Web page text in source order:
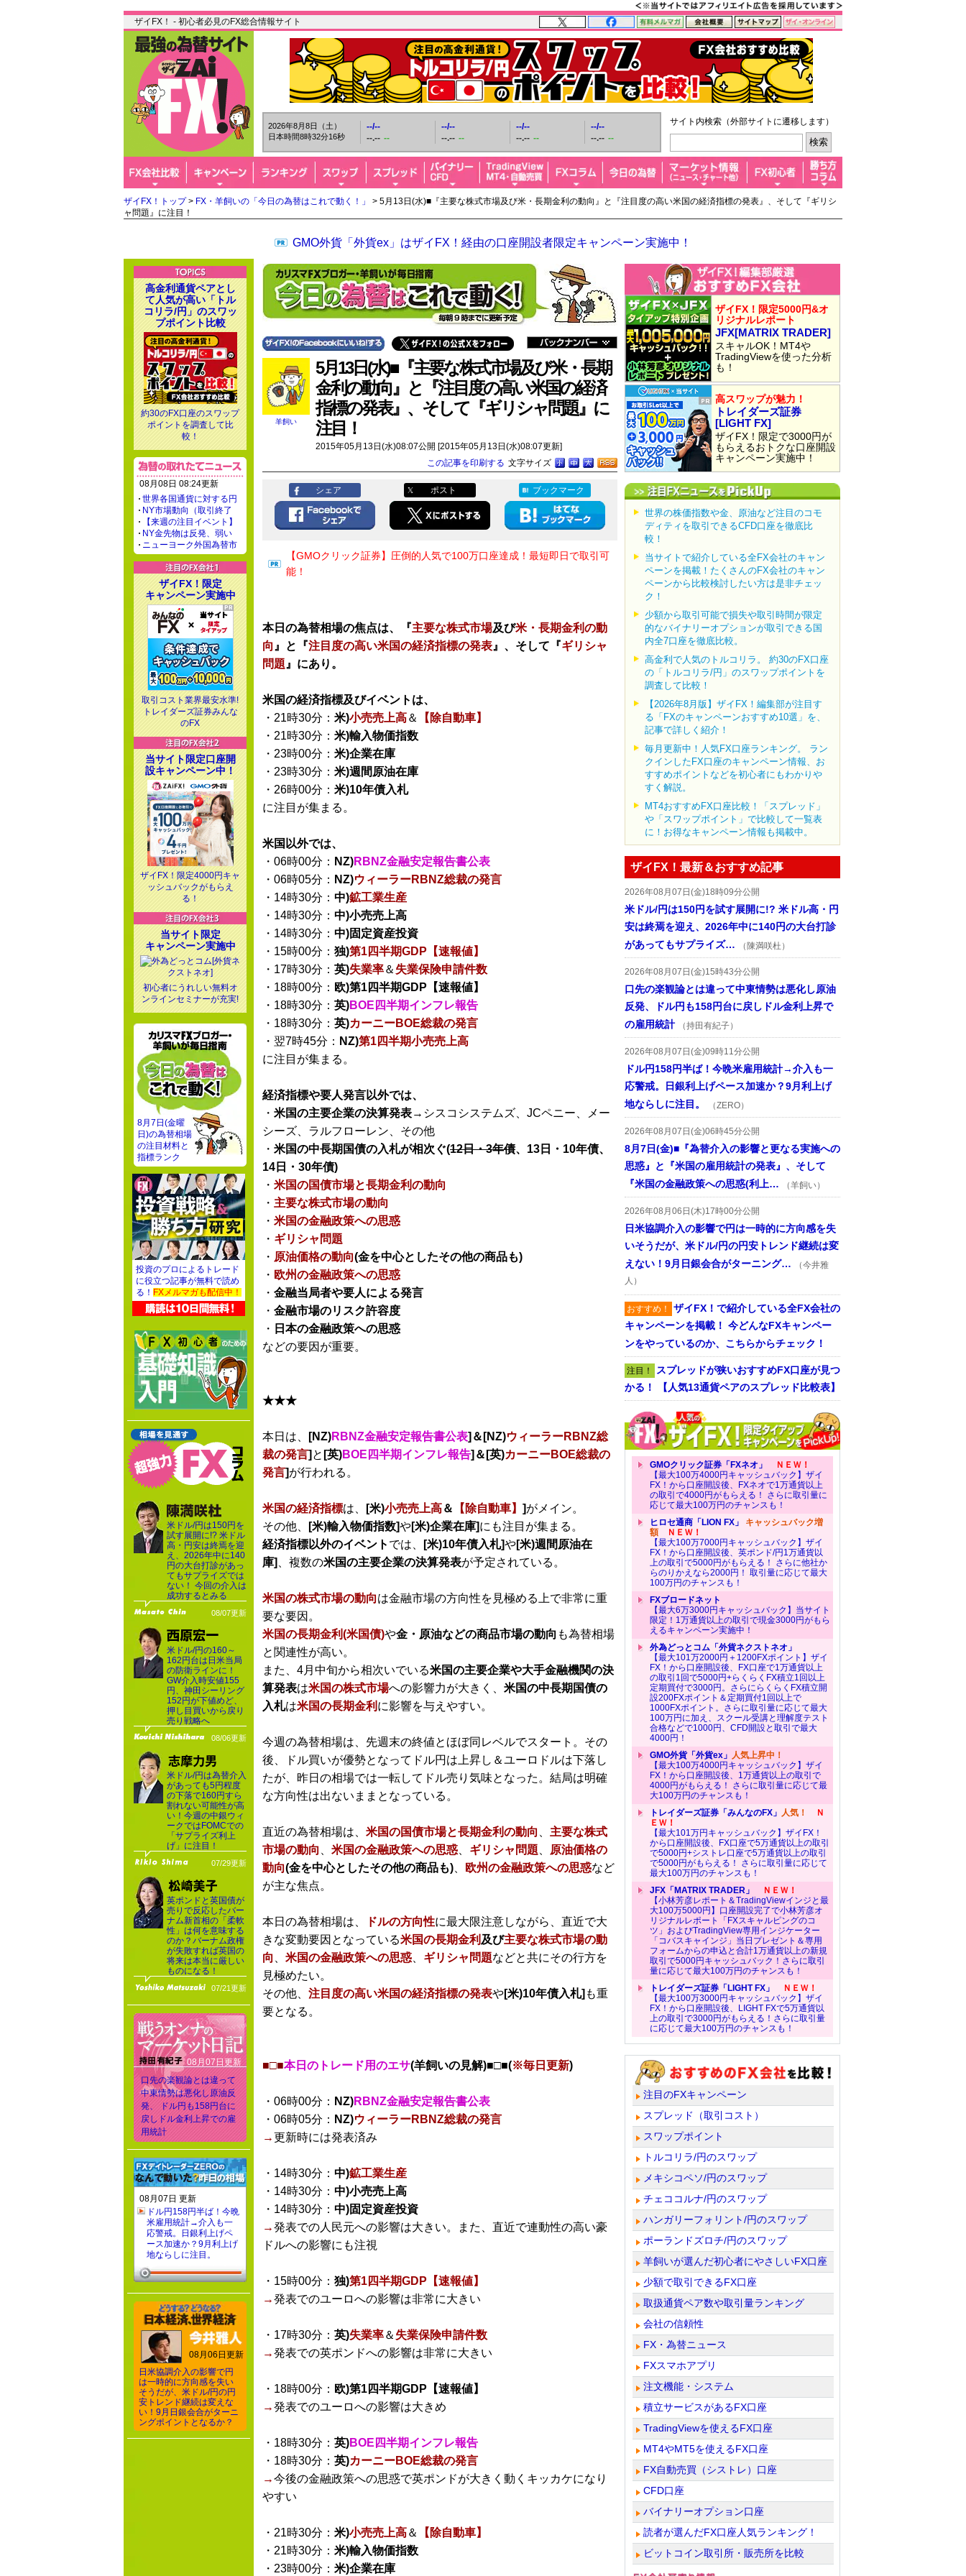
ザイFX！ - 初心者必見のFX総合情報サイト
2026年8月8日（土）
日本時間8時32分17秒
--/--
--.-- --
--/--
--.-- --
--/--
--.-- --
--/--
--.-- --
サイト内検索（外部サイトに遷移します）
ザイFX！トップ> FX・羊飼いの「今日の為替はこれで動く！」
> 5月13日(水)■『主要な株式市場及び米・長期金利の動向』と『注目度の高い米国の経済指標の発表』、そして『ギリシ
ャ問題』に注目！
GMO外貨「外貨ex」はザイFX！経由の口座開設者限定キャンペーン実施中！
羊飼い
5月13日(水)■『主要な株式市場及び米・長期
金利の動向』と『注目度の高い米国の経済
指標の発表』、そして『ギリシャ問題』に
注目！
2015年05月13日(水)08:07公開 [2015年05月13日(水)08:07更新]
文字サイズ
この記事を印刷する
シェア ポスト ブックマーク
【GMOクリック証券】圧倒的人気で100万口座達成！最短即日で取引可
能！
本日の為替相場の焦点は、『主要な株式市場及び米・長期金利の動
向 』と『注目度の高い米国の経済指標の発表 』、そして『ギリシャ
問題 』にあり。
米国の経済指標及びイベントは、
・21時30分： 米)小売売上高＆
【除自動車】
・21時30分： 米)輸入物価指数
・23時00分： 米)企業在庫
・23時30分： 米)週間原油在庫
・26時00分： 米)10年債入札
に注目が集まる。
米国以外では、
・06時00分： NZ)RBNZ金融安定報告書公表
・06時05分： NZ)ウィーラーRBNZ総裁の発言
・14時30分： 中)鉱工業生産
・14時30分： 中)小売売上高
・14時30分： 中)固定資産投資
・15時00分： 独)第1四半期GDP【速報値】
・17時30分： 英)失業率＆ 失業保険申請件数
・18時00分： 欧)第1四半期GDP【速報値】
・18時30分： 英)BOE四半期インフレ報告
・18時30分： 英)カーニーBOE総裁の発言
・翌7時45分： NZ)第1四半期小売売上高
に注目が集まる。
経済指標や要人発言以外では、
・ 米国の主要企業の決算発表→シスコシステムズ、JCペニー、メー
シーズ、ラルフローレン、その他
・ 米国の中長期国債の入札が相次ぐ(12日・3年債、13日・10年債、
14日・30年債)
・ 米国の国債市場と長期金利の動向
・ 主要な株式市場の動向
・ 米国の金融政策への思惑
・ ギリシャ問題
・ 原油価格の動向(金を中心としたその他の商品も)
・ 欧州の金融政策への思惑
・ 金融当局者や要人による発言
・ 金融市場のリスク許容度
・ 日本の金融政策への思惑
などの要因が重要。
★★★
本日は、 [NZ)RBNZ金融安定報告書公表]＆[NZ)ウィーラーRBNZ総
裁の発言] と [英)BOE四半期インフレ報告]＆[英)カーニーBOE総裁の
発言]が行われる。
米国の経済指標は、 [米)小売売上高＆ 【除自動車】 ]がメイン。
その他、
[米)輸入物価指数]や[米)企業在庫]にも注目が集まる。
経済指標以外のイベント では、 [米)10年債入札]や[米)週間原油在
庫]
、複数の米国の主要企業の決算発表が予定されている。
米国の株式市場の動向は金融市場の方向性を見極める上で非常に重
要な要因。
米国の長期金利(米国債)や金・原油などの商品市場の動向 も為替相場
と関連性が高い。
また、4月中旬から相次いでいる米国の主要企業や大手金融機関の決
算発表は米国の株式市場への影響力が大きく、 米国の中長期国債の
入札は米国の長期金利 に影響を与えやすい。
今週の為替相場は、先週末の終値とほぼ同レベルでスタート。その
後、ドル買いが優勢となってドル円は上昇し＆ユーロドルは下落し
たが、昨日の相場では一転してドル売り気味となった。結局は明確
な方向性は出ないままとなっている。
直近の為替相場は、 米国の国債市場と長期金利の動向
主要な株式
市場の動向
米国の金融政策への思惑 ギリシャ問題
原油価格の
動向(金を中心としたその他の商品も) 欧州の金融政策への思惑など
が主な焦点。
本日の為替相場は、 ドルの方向性に最大限注意しながら、直近で大
きな変動要因となっている米国の長期金利 及び主要な株式市場の動
向
米国の金融政策への思惑 ギリシャ問題などと共にその行方を
見極めたい。
その他、 注目度の高い米国の経済指標の発表や[米)10年債入札] も重
要となる。
■□■本日のトレード用のエサ(羊飼いの見解)■□■(※毎日更新)
・06時00分： NZ)RBNZ金融安定報告書公表
・06時05分： NZ)ウィーラーRBNZ総裁の発言
→更新時には発表済み
・14時30分： 中)鉱工業生産
・14時30分： 中)小売売上高
・14時30分： 中)固定資産投資
→発表での人民元への影響は大きい。また、直近で連動性の高い豪
ドルへの影響にも注視
・15時00分： 独)第1四半期GDP【速報値】
→発表でのユーロへの影響は非常に大きい
・17時30分： 英)失業率＆ 失業保険申請件数
→発表での英ポンドへの影響は非常に大きい
・18時00分： 欧)第1四半期GDP【速報値】
→発表でのユーロへの影響は大きめ
・18時30分： 英)BOE四半期インフレ報告
・18時30分： 英)カーニーBOE総裁の発言
→今後の金融政策への思惑で英ポンドが大きく動くキッカケになり
やすい
・21時30分： 米)小売売上高＆
【除自動車】
・21時30分： 米)輸入物価指数
・23時00分： 米)企業在庫
ザイFX！限定5000円&オ
リジナルレポート
JFX[MATRIX TRADER]
スキャルOK！MT4や
TradingViewを使った分析
も！
高スワップが魅力！
トレイダーズ証券
[LIGHT FX]
ザイFX！限定で3000円が
もらえるおトクな口座開設
キャンペーン実施中！
世界の株価指数や金、原油など注目のコモ
ディティを取引できるCFD口座を徹底比
較！
当サイトで紹介している全FX会社のキャン
ペーンを掲載！たくさんのFX会社のキャン
ペーンから比較検討したい方は是非チェッ
ク！
少額から取引可能で損失や取引時間が限定
的なバイナリーオプションが取引できる国
内全7口座を徹底比較。
高金利で人気のトルコリラ。 約30のFX口座
の「トルコリラ/円」のスワップポイントを
調査して比較！
【2026年8月版】ザイFX！編集部が注目す
る「FXのキャンペーンおすすめ10選」を、
記事で詳しく紹介！
毎月更新中！人気FX口座ランキング。 ラン
クインしたFX口座のキャンペーン情報、お
すすめポイントなどを初心者にもわかりや
すく解説。
MT4おすすめFX口座比較！「スプレッド」
や「スワップポイント」で比較して一覧表
に！お得なキャンペーン情報も掲載中。
ザイFX！最新＆おすすめ記事
2026年08月07日(金)18時09分公開
米ドル/円は150円を試す展開に!? 米ドル高・円
安は終焉を迎え、2026年中に140円の大台打診
があってもサプライズ…
（陳満咲杜）
2026年08月07日(金)15時43分公開
口先の楽観論とは違って中東情勢は悪化し原油
反発、ドル円も158円台に戻しドル金利上昇で
の雇用統計
（持田有紀子）
2026年08月07日(金)09時11分公開
ドル円158円半ば！今晩米雇用統計→介入も一
応警戒。日銀利上げペース加速か？9月利上げ
地ならしに注目。
（ZERO）
2026年08月07日(金)06時45分公開
8月7日(金)■『為替介入の影響と更なる実施への
思惑』と『米国の雇用統計の発表』、そして
『米国の金融政策への思惑(利上…
（羊飼い）
2026年08月06日(木)17時00分公開
日米協調介入の影響で円は一時的に方向感を失
いそうだが、米ドル/円の円安トレンド継続は変
えない！9月日銀会合がターニング…
（今井雅
人）
おすすめ！ ザイFX！で紹介している全FX会社の
キャンペーンを掲載！ 今どんなFXキャンペー
ンをやっているのか、こちらからチェック！
注目！ スプレッドが狭いおすすめFX口座が見つ
かる！ 【人気13通貨ペアのスプレッド比較表】
GMOクリック証券「FXネオ」
ＮＥＷ！
【最大100万4000円キャッシュバック】ザイ
FX！から口座開設後、FXネオで1万通貨以上
の取引で4000円がもらえる！ さらに取引量に
応じて最大100万円のチャンスも！
ヒロセ通商「LION FX」 キャッシュバック増
額ＮＥＷ！
【最大100万7000円キャッシュバック】ザイ
FX！から口座開設後、英ポンド/円1万通貨以
上の取引で5000円がもらえる！ さらに他社か
らのりかえなら2000円！ 取引量に応じて最大
100万円のチャンスも！
FXブロードネット
【最大6万3000円キャッシュバック】当サイト
限定！1万通貨以上の取引で現金3000円がもら
えるキャンペーン実施中！
外為どっとコム「外貨ネクストネオ」
【最大101万2000円＋1200FXポイント】ザイ
FX！から口座開設後、FX口座で1万通貨以上
の取引1回で5000円+らくらくFX積立1回以上
定期買付で3000円。さらにらくらくFX積立開
設200FXポイント＆定期買付1回以上で
1000FXポイント。さらに取引量に応じて最大
100万円に加え、スクール受講と理解度テスト
合格などで1000円、CFD開設と取引で最大
4000円！
GMO外貨「外貨ex」 人気上昇中！
【最大100万4000円キャッシュバック】ザイ
FX！から口座開設後、1万通貨以上の取引で
4000円がもらえる！ さらに取引量に応じて最
大100万円のチャンスも！
トレイダーズ証券「みんなのFX」 人気！
Ｎ
ＥＷ！
【最大101万円キャッシュバック】ザイFX！
から口座開設後、FX口座で5万通貨以上の取引
で5000円+シストレ口座で5万通貨以上の取引
で5000円がもらえる！ さらに取引量に応じて
最大100万円のチャンスも！
JFX「MATRIX TRADER」
ＮＥＷ！
【小林芳彦レポート＆TradingViewインジと最
大100万5000円】口座開設完了で小林芳彦オ
リジナルレポート「FXスキャルピングのコ
ツ」およびTradingView専用インジケーター
「コバスキャインジ」当日プレゼント＆専用
フォームからの申込と合計1万通貨以上の新規
取引で5000円キャッシュバック！さらに取引
量に応じて最大100万円のチャンスも！
トレイダーズ証券「LIGHT FX」
ＮＥＷ！
【最大100万3000円キャッシュバック】ザイ
FX！から口座開設後、LIGHT FXで5万通貨以
上の取引で3000円がもらえる！さらに取引量
に応じて最大100万円のチャンスも！
注目のFXキャンペーン
スプレッド（取引コスト）
スワップポイント
トルコリラ/円のスワップ
メキシコペソ/円のスワップ
チェココルナ/円のスワップ
ハンガリーフォリント/円のスワップ
ポーランドズロチ/円のスワップ
羊飼いが選んだ初心者にやさしいFX口座
少額で取引できるFX口座
取扱通貨ペア数や取引量ランキング
会社の信頼性
FX・為替ニュース
FXスマホアプリ
注文機能・システム
積立サービスがあるFX口座
TradingViewを使えるFX口座
MT4やMT5を使えるFX口座
FX自動売買（シストレ）口座
CFD口座
バイナリーオプション口座
読者が選んだFX口座人気ランキング！
ビットコイン取引所・販売所を比較
高金利通貨ペアとし
て人気が高い「トル
コリラ/円」のスワッ
プポイント比較
約30のFX口座のスワップ
ポイントを調査して比
較！
08月08日 08:24更新
世界各国通貨に対する円
NY市場動向（取引終了
【来週の注目イベント】
NY金先物は反発、弱い
ニューヨーク外国為替市
ザイFX！限定
キャンペーン実施中
取引コスト業界最安水準!
トレイダーズ証券みんな
のFX
当サイト限定口座開
設キャンペーン中！
ザイFX！限定4000円キャ
ッシュバックがもらえ
る！
当サイト限定
キャンペーン実施中
初心者にうれしい無料オ
ンラインセミナーが充実!
8月7日(金曜
日)の為替相場
の注目材料と
指標ランク
投資のプロによるトレード
に役立つ記事が無料で読め
る！ FXメルマガも配信中！
米ドル/円は150円を
試す展開に!? 米ドル
高・円安は終焉を迎
え、2026年中に140
円の大台打診があっ
てもサプライズでは
ない！ 今回の介入は
成功するとみる
08/07更新
米ドル/円の160～
162円台は日米当局
の防衛ラインに！
GW介入時安値155
円、神田シーリング
152円が下値めど、
押し目買いから戻り
売り戦略へ
08/06更新
米ドル/円は為替介入
があっても5円程度
の下落で160円すら
割れない可能性が高
い！今週の中銀ウィ
ークではFOMCでの
「サプライズ利上
げ」に注目！
07/29更新
英ポンドと英国債が
売りで反応したバー
ナム新首相の「柔軟
性」は何を意味する
のか？バーナム政権
が失敗すれば英国の
将来は本当に厳しい
ものになる！
07/21更新
08月07日更新
口先の楽観論とは違って
中東情勢は悪化し原油反
発、 ドル円も158円台に
戻しドル金利上昇での雇
用統計
08月07日 更新
ドル円158円半ば！今晩
米雇用統計→介入も一
応警戒。日銀利上げペ
ース加速か？9月利上げ
地ならしに注目。
08月06日更新
日米協調介入の影響で円
は一時的に方向感を失い
そうだが、米ドル/円の円
安トレンド継続は変えな
い！9月日銀会合がターニ
ングポイントとなるか？